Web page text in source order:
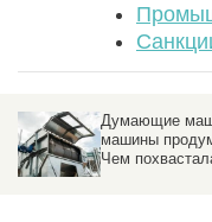
Думающие
машины
Чем